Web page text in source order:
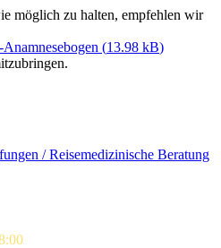
möglich zu halten, empfehlen wir
(13.98 kB)
/ Reisemedizinische Beratung